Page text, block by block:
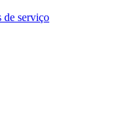
de serviço